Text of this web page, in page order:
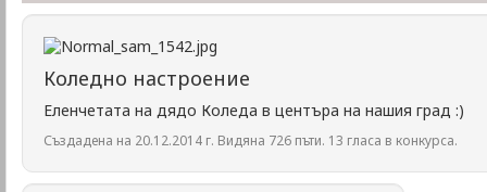
Коледно настроение
Еленчетата на дядо Коледа в центъра на нашия град :)
Създадена на 20.12.2014 г. Видяна 726 пъти. 13 гласа в конкурса.